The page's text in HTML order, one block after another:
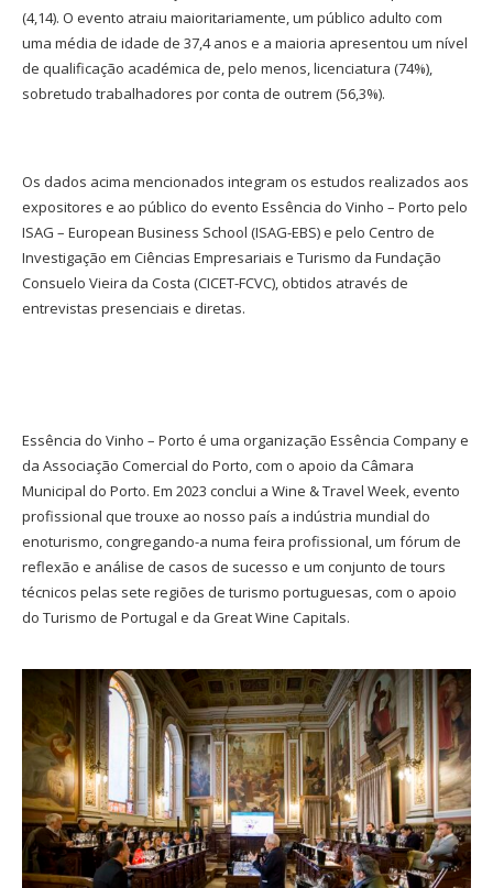
(4,14). O evento atraiu maioritariamente, um público adulto com
uma média de idade de 37,4 anos e a maioria apresentou um nível
de qualificação académica de, pelo menos, licenciatura (74%),
sobretudo trabalhadores por conta de outrem (56,3%).
Os dados acima mencionados integram os estudos realizados aos
expositores e ao público do evento Essência do Vinho – Porto pelo
ISAG – European Business School (ISAG-EBS) e pelo Centro de
Investigação em Ciências Empresariais e Turismo da Fundação
Consuelo Vieira da Costa (CICET-FCVC), obtidos através de
entrevistas presenciais e diretas.
Essência do Vinho – Porto é uma organização Essência Company e
da Associação Comercial do Porto, com o apoio da Câmara
Municipal do Porto. Em 2023 conclui a Wine & Travel Week, evento
profissional que trouxe ao nosso país a indústria mundial do
enoturismo, congregando-a numa feira profissional, um fórum de
reflexão e análise de casos de sucesso e um conjunto de tours
técnicos pelas sete regiões de turismo portuguesas, com o apoio
do Turismo de Portugal e da Great Wine Capitals.